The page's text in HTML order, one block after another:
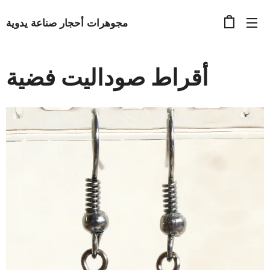
مجوهرات أحجار صناعة يدوية
أقراط صوداليت فضية